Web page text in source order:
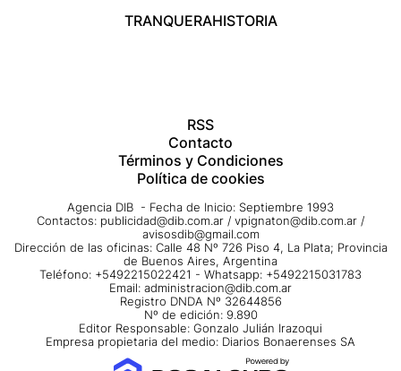
TRANQUERAHISTORIA
RSS
Contacto
Términos y Condiciones
Política de cookies
Agencia DIB - Fecha de Inicio: Septiembre 1993
Contactos: publicidad@dib.com.ar / vpignaton@dib.com.ar /
avisosdib@gmail.com
Dirección de las oficinas: Calle 48 Nº 726 Piso 4, La Plata; Provincia
de Buenos Aires, Argentina
Teléfono: +5492215022421 - Whatsapp: +5492215031783
Email: administracion@dib.com.ar
Registro DNDA Nº 32644856
Nº de edición: 9.890
Editor Responsable: Gonzalo Julián Irazoqui
Empresa propietaria del medio: Diarios Bonaerenses SA